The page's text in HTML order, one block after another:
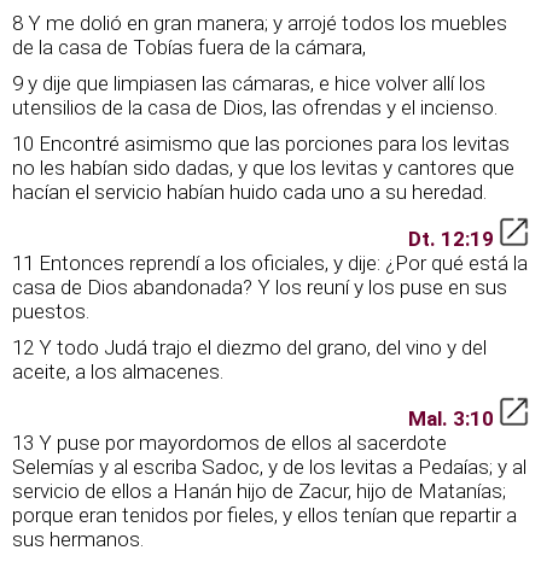
8 Y me dolió en gran manera; y arrojé todos los muebles
de la casa de Tobías fuera de la cámara,
9 y dije que limpiasen las cámaras, e hice volver allí los
utensilios de la casa de Dios, las ofrendas y el incienso.
10 Encontré asimismo que las porciones para los levitas
no les habían sido dadas, y que los levitas y cantores que
hacían el servicio habían huido cada uno a su heredad.
Dt. 12:19
11 Entonces reprendí a los oficiales, y dije: ¿Por qué está la
casa de Dios abandonada? Y los reuní y los puse en sus
puestos.
12 Y todo Judá trajo el diezmo del grano, del vino y del
aceite, a los almacenes.
Mal. 3:10
13 Y puse por mayordomos de ellos al sacerdote
Selemías y al escriba Sadoc, y de los levitas a Pedaías; y al
servicio de ellos a Hanán hijo de Zacur, hijo de Matanías;
porque eran tenidos por fieles, y ellos tenían que repartir a
sus hermanos.